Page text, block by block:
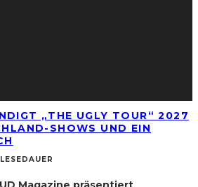
„THE UGLY TOUR“ 2027
SHOWS UND EIN